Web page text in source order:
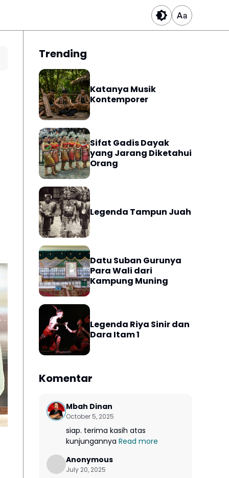
Trending
Katanya Musik
Kontemporer
Sifat Gadis Dayak
yang Jarang Diketahui
Orang
Legenda Tampun Juah
Datu Suban Gurunya
Para Wali dari
Kampung Muning
Legenda Riya Sinir dan
Dara Itam 1
Komentar
Mbah Dinan
October 5, 2025
siap. terima kasih atas
kunjungannya Read more
Anonymous
July 20, 2025